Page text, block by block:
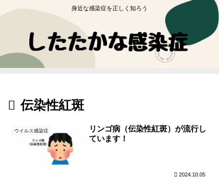
身近な感染症を正しく知ろう
伝染性紅斑
ウイルス感染症
リンゴ病（伝染性紅斑）が流行し
ています！
2024.10.05